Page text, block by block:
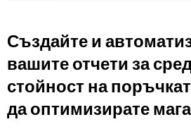
Създайте и
вашите отчети за
стойност на
да оптимизирате